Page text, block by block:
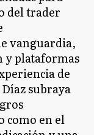
del trader
vanguardia,
y plataformas
de
subraya
como en el